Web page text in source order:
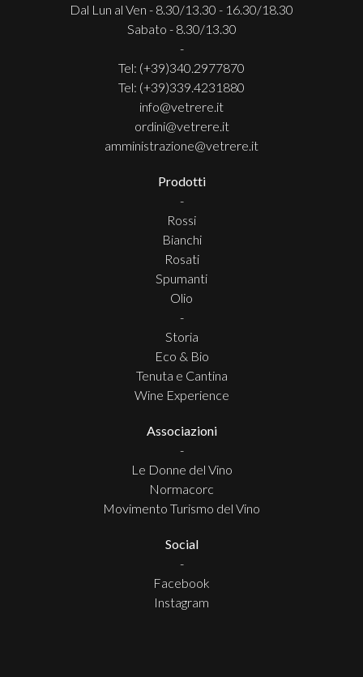
Dal Lun al Ven - 8.30/13.30 - 16.30/18.30
Sabato - 8.30/13.30
-
Tel: (+39)340.2977870
Tel: (+39)339.4231880
info@vetrere.it
ordini@vetrere.it
amministrazione@vetrere.it
Prodotti
-
Rossi
Bianchi
Rosati
Spumanti
Olio
-
Storia
Eco & Bio
Tenuta e Cantina
Wine Experience
Associazioni
-
Le Donne del Vino
Normacorc
Movimento Turismo del Vino
Social
-
Facebook
Instagram